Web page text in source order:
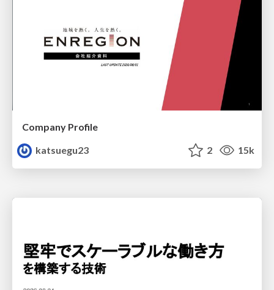
Company Profile
katsuegu23
2 15k